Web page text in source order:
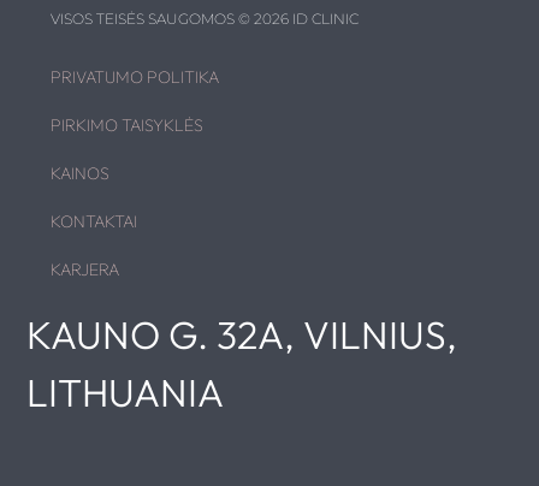
VISOS TEISĖS SAUGOMOS © 2026 ID CLINIC
PRIVATUMO POLITIKA
PIRKIMO TAISYKLĖS
KAINOS
KONTAKTAI
KARJERA
KAUNO G. 32A, VILNIUS,
LITHUANIA